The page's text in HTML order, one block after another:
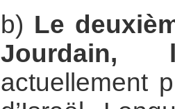
b) Le
Jourdain,
actuellement